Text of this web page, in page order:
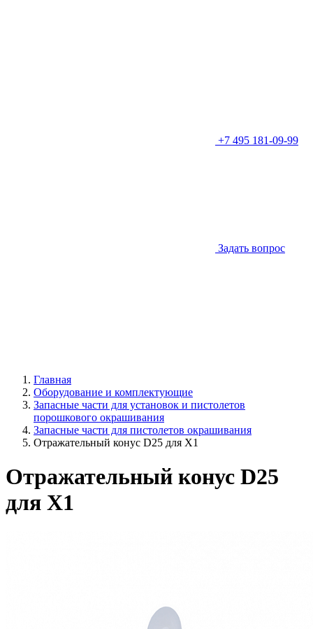
+7 495 181-09-99
Задать вопрос
Главная
Оборудование и комплектующие
Запасные части для установок и пистолетов
порошкового окрашивания
Запасные части для пистолетов окрашивания
Отражательный конус D25 для X1
Отражательный конус D25
для X1